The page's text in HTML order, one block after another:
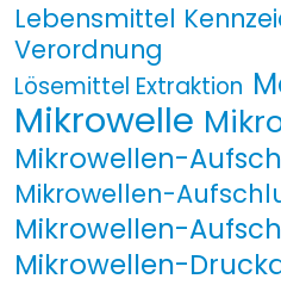
Lebensmittel
Verordnung
Lösemittel Extraktion
Mikrowelle
Mikrowellen-
Mikrowellen-
Mikrowellen-
Mikrowellen-